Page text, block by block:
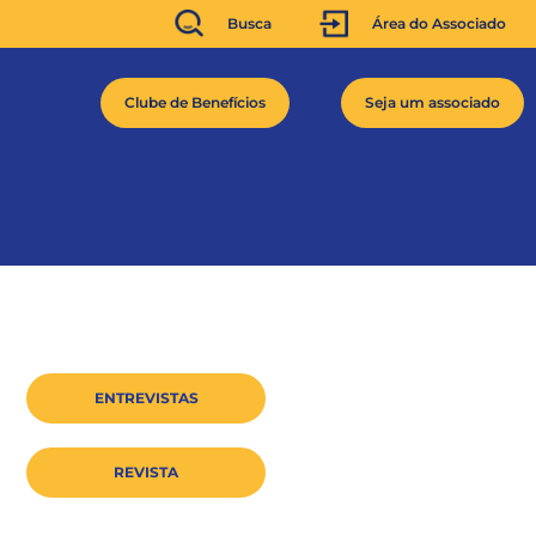
Busca Área do Associado
Clube de Benefícios Seja um associado
ENTREVISTAS
REVISTA